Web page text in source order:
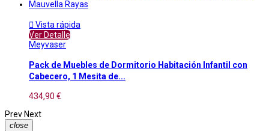
 Vista rápida
Ver Detalle
Meyvaser
Pack de Muebles de Dormitorio Habitación Infantil con
Cabecero, 1 Mesita de...
434,90 €
Prev Next
close